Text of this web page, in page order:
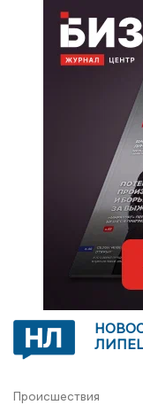
Происшествия